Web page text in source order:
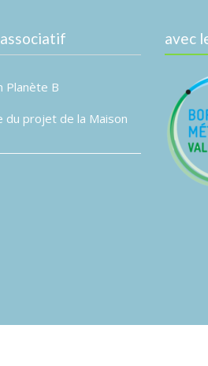
Planète B
du projet de la Maison
avec